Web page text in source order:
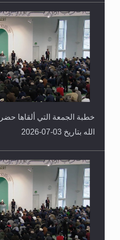
الله بتاريخ 10-07-2026
خطبة الجمعة التي ألقاها
الله بتاريخ 03-07-2026